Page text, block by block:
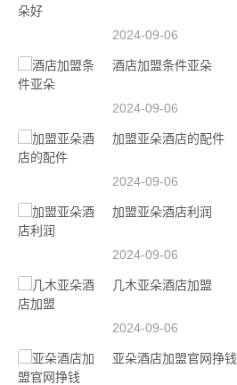
2024-09-06
酒店加盟条件亚朵
2024-09-06
加盟亚朵酒店的配件
2024-09-06
加盟亚朵酒店利润
2024-09-06
几木亚朵酒店加盟
2024-09-06
亚朵酒店加盟官网挣钱